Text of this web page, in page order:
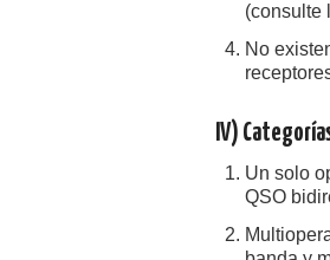
(consulte
No
IV)
Un solo
QSO